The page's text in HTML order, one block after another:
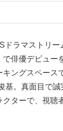
ラマストリー
俳優デビュー
ングスペース
基。真面目で誠
ターで、視聴